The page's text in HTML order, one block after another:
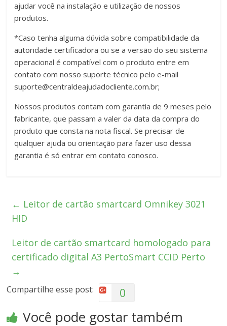
ajudar você na instalação e utilização de nossos
produtos.
*Caso tenha alguma dúvida sobre compatibilidade da
autoridade certificadora ou se a versão do seu sistema
operacional é compatível com o produto entre em
contato com nosso suporte técnico pelo e-mail
suporte@centraldeajudadocliente.com.br;
Nossos produtos contam com garantia de 9 meses pelo
fabricante, que passam a valer da data da compra do
produto que consta na nota fiscal. Se precisar de
qualquer ajuda ou orientação para fazer uso dessa
garantia é só entrar em contato conosco.
← Leitor de cartão smartcard Omnikey 3021
HID
Leitor de cartão smartcard homologado para
certificado digital A3 PertoSmart CCID Perto
→
Compartilhe esse post: 0
Você pode gostar também